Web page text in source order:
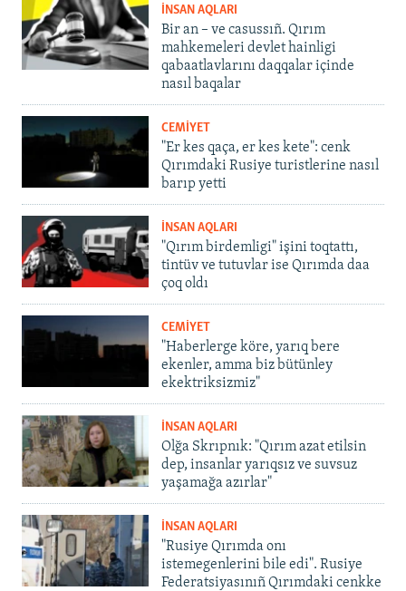
İNSAN AQLARI
Bir an – ve casussıñ. Qırım
mahkemeleri devlet hainligi
qabaatlavlarını daqqalar içinde
nasıl baqalar
CEMİYET
"Er kes qaça, er kes kete": cenk
Qırımdaki Rusiye turistlerine nasıl
barıp yetti
İNSAN AQLARI
"Qırım birdemligi" işini toqtattı,
tintüv ve tutuvlar ise Qırımda daa
çoq oldı
CEMİYET
"Haberlerge köre, yarıq bere
ekenler, amma biz bütünley
ekektriksizmiz"
İNSAN AQLARI
Olğa Skrıpnık: "Qırım azat etilsin
dep, insanlar yarıqsız ve suvsuz
yaşamağa azırlar"
İNSAN AQLARI
"Rusiye Qırımda onı
istemegenlerini bile edi". Rusiye
Federatsiyasınıñ Qırımdaki cenkke